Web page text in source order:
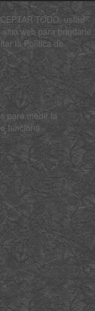
TODO, usted
web para brindarle
la Política de
para medir la
funciona.